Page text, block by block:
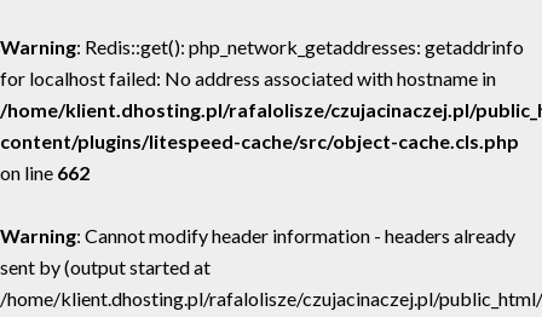
Warning: Redis::get(): php_network_getaddresses: getaddrinfo
for localhost failed: No address associated with hostname in
/home/klient.dhosting.pl/rafalolisze/czujacinaczej.pl/
content/plugins/litespeed-cache/src/object-cache.cls.php
on line 662
Warning: Cannot modify header information - headers already
sent by (output started at
/home/klient.dhosting.pl/rafalolisze/czujacinaczej.pl/